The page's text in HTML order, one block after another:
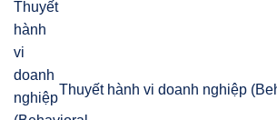
Thuyết hành vi doanh nghiệp